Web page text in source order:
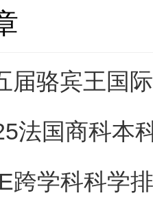
届骆宾王国
法国商科本
跨学科科学